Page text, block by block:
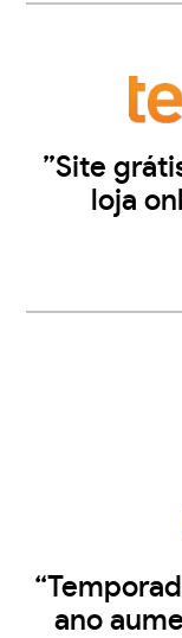
”Site
loja
ano